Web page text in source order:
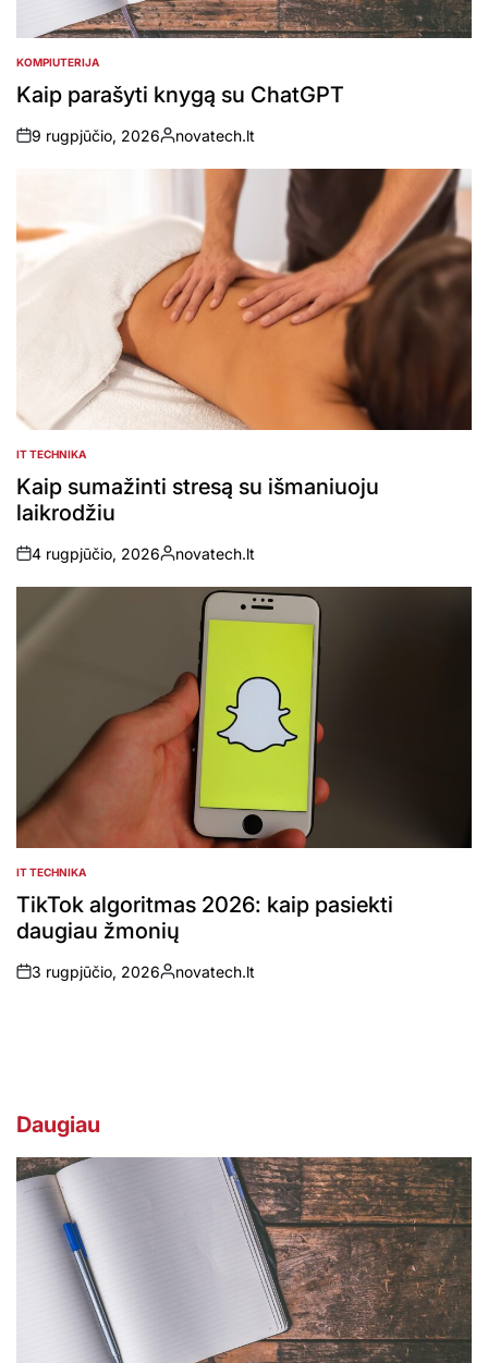
POSTED
IN
KOMPIUTERIJA
Kaip parašyti knygą su ChatGPT
on
9 rugpjūčio, 2026
Posted
by
novatech.lt
POSTED
IN
IT TECHNIKA
Kaip sumažinti stresą su išmaniuoju
laikrodžiu
on
4 rugpjūčio, 2026
Posted
by
novatech.lt
POSTED
IN
IT TECHNIKA
TikTok algoritmas 2026: kaip pasiekti
daugiau žmonių
on
3 rugpjūčio, 2026
Posted
novatech.lt
Daugiau